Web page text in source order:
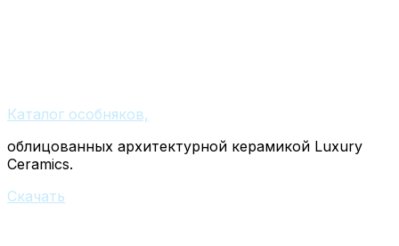
Каталог особняков,
облицованных архитектурной керамикой Luxury
Ceramics.
Скачать